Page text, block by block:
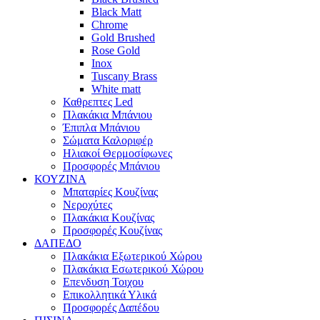
Black Matt
Chrome
Gold Brushed
Rose Gold
Inox
Tuscany Brass
White matt
Καθρεπτες Led
Πλακάκια Μπάνιου
Έπιπλα Μπάνιου
Σώματα Καλοριφέρ
Ηλιακοί Θερμοσίφωνες
Προσφορές Μπάνιου
ΚΟΥΖΙΝΑ
Μπαταρίες Κουζίνας
Νεροχύτες
Πλακάκια Κουζίνας
Προσφορές Κουζίνας
ΔΑΠΕΔΟ
Πλακάκια Εξωτερικού Χώρου
Πλακάκια Εσωτερικού Χώρου
Επενδυση Τοιχου
Επικολλητικά Υλικά
Προσφορές Δαπέδου